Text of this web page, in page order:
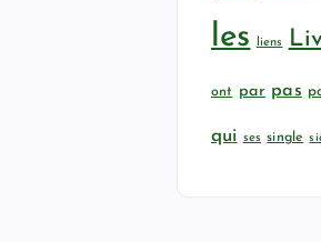
les liens
ont par pas
qui ses single